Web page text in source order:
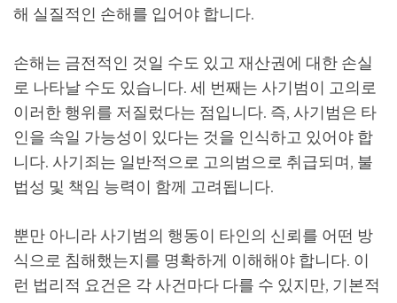
해 실질적인 손해를 입어야 합니다.
손해는 금전적인 것일 수도 있고 재산권에 대한 손실
로 나타날 수도 있습니다. 세 번째는 사기범이 고의로
이러한 행위를 저질렀다는 점입니다. 즉, 사기범은 타
인을 속일 가능성이 있다는 것을 인식하고 있어야 합
니다. 사기죄는 일반적으로 고의범으로 취급되며, 불
법성 및 책임 능력이 함께 고려됩니다.
뿐만 아니라 사기범의 행동이 타인의 신뢰를 어떤 방
식으로 침해했는지를 명확하게 이해해야 합니다. 이
런 법리적 요건은 각 사건마다 다를 수 있지만, 기본적